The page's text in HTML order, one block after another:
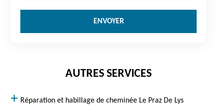
AUTRES SERVICES
Réparation et habillage de cheminée Le Praz De Lys